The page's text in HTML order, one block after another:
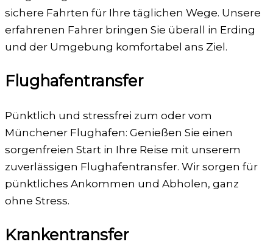
sichere Fahrten für Ihre täglichen Wege. Unsere
erfahrenen Fahrer bringen Sie überall in Erding
und der Umgebung komfortabel ans Ziel.
Flughafentransfer
Pünktlich und stressfrei zum oder vom
Münchener Flughafen: Genießen Sie einen
sorgenfreien Start in Ihre Reise mit unserem
zuverlässigen Flughafentransfer. Wir sorgen für
pünktliches Ankommen und Abholen, ganz
ohne Stress.
Krankentransfer